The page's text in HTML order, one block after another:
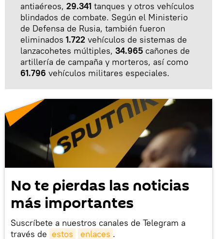
antiaéreos, 29.341 tanques y otros vehículos
blindados de combate. Según el Ministerio
de Defensa de Rusia, también fueron
eliminados 1.722 vehículos de sistemas de
lanzacohetes múltiples, 34.965 cañones de
artillería de campaña y morteros, así como
61.796 vehículos militares especiales.
No te pierdas las noticias
más importantes
Suscríbete a nuestros canales de Telegram a
través de estos enlaces .